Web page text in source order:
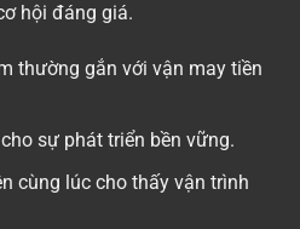
hội đáng giá.
thường gắn với vận may tiền
sự phát triển bền vững.
cùng lúc cho thấy vận trình